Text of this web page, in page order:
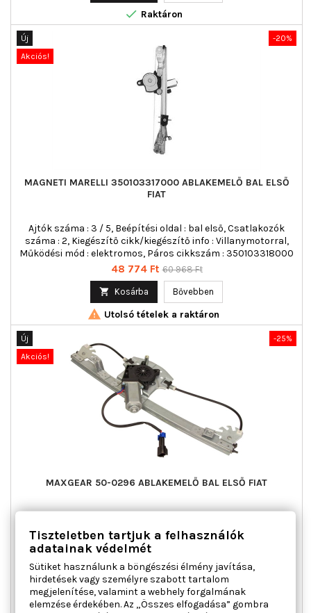
 Raktáron
-20%
Új
Akciós!
MAGNETI MARELLI 350103317000 ABLAKEMELŐ BAL ELSŐ
FIAT
Ajtók száma : 3 / 5, Beépítési oldal : bal első, Csatlakozók
száma : 2, Kiegészítő cikk/kiegészítő info : Villanymotorral,
Működési mód : elektromos, Páros cikkszám : 350103318000
Ár
48 774 Ft Normál
60 968 Ft
 Kosárba Bővebben
 Utolsó tételek a raktáron
-25%
Új
Akciós!
MAXGEAR 50-0296 ABLAKEMELŐ BAL ELSŐ FIAT
Ajtók száma : 3 / 5, Beépítési oldal : bal első, Csatlakozók
száma : 2, Kiegészítő cikk/kiegészítő info : Villanymotorral,
Működési mód : elektromos, Páros cikkszám : 350103318000
Ár
23 300 FtNormál
ár
31 067 Ft
 Kosárba Bővebben
Tiszteletben tartjuk a felhasználók
adatainak védelmét
Sütiket használunk a böngészési élmény javítása,
hirdetések vagy személyre szabott tartalom
megjelenítése, valamint a webhely forgalmának
elemzése érdekében. Az „Összes elfogadása” gombra